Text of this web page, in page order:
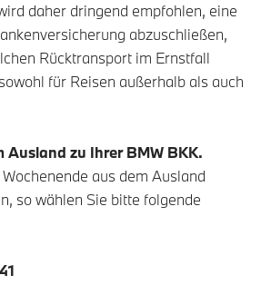
daher dringend empfohlen, eine
abzuschließen,
Rücktransport im Ernstfall
für Reisen außerhalb als auch
Ausland zu Ihrer BMW BKK.
aus dem Ausland
so wählen Sie bitte folgende